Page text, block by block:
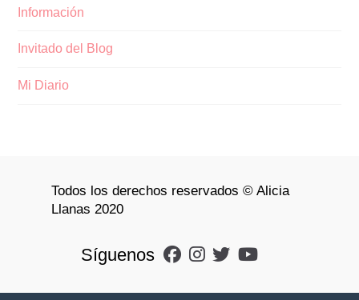
Información
Invitado del Blog
Mi Diario
Todos los derechos reservados © Alicia
Llanas 2020
Síguenos